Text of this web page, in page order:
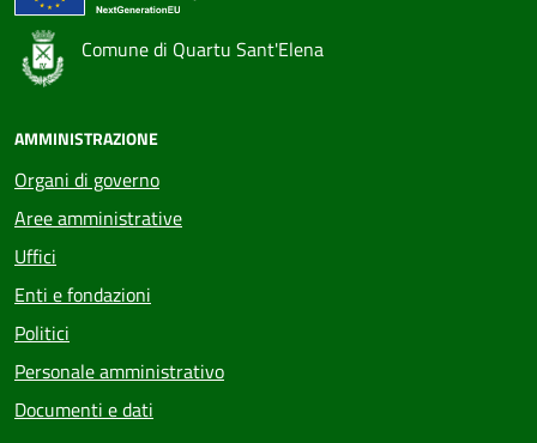
Comune di Quartu Sant'Elena
AMMINISTRAZIONE
Organi di governo
Aree amministrative
Uffici
Enti e fondazioni
Politici
Personale amministrativo
Documenti e dati